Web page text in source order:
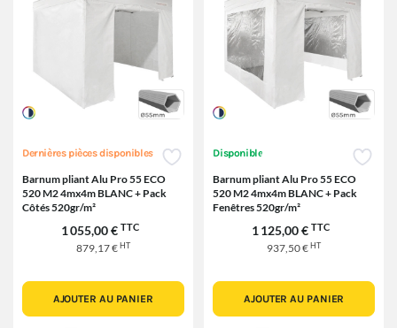
Dernières pièces disponibles
Barnum pliant Alu Pro 55 ECO
520 M2 4mx4m BLANC + Pack
Côtés 520gr/m²
1 055,00 € TTC
879,17 €HT
AJOUTER AU PANIER
Disponible
Barnum pliant Alu Pro 55 ECO
520 M2 4mx4m BLANC + Pack
Fenêtres 520gr/m²
1 125,00 € TTC
937,50 €HT
AJOUTER AU PANIER